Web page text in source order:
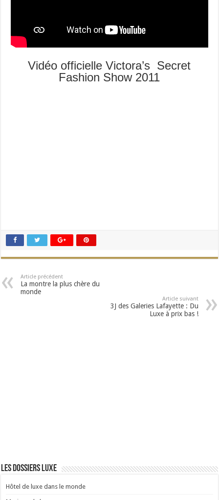
Vidéo officielle Victora’s Secret
Fashion Show 2011
Article précédent
La montre la plus chère du
monde
Article suivant
3J des Galeries Lafayette : Du
Luxe à prix bas !
Les dossiers luxe
Hôtel de luxe dans le monde